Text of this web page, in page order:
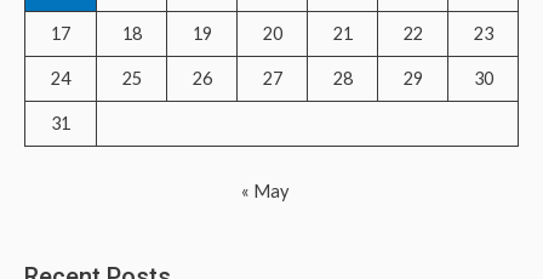
17 18 19 20 21 22 23
24 25 26 27 28 29 30
31
« May